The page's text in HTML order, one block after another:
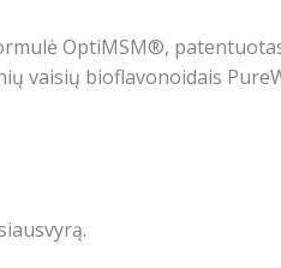
OptiMSM®,
vaisių bioflavonoidais